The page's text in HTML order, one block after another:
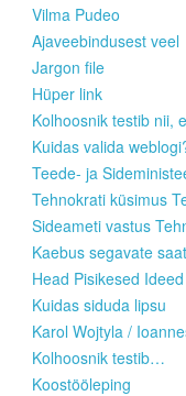
Vilma Pudeo
Ajaveebindusest veel
Jargon file
Hüper link
Kolhoosnik testib nii,
Kuidas valida
Teede- ja
Tehnokrati küsimus
Sideameti vastus
Kaebus segavate
Head Pisikesed Ideed
Kuidas siduda lipsu
Karol Wojtyla /
Kolhoosnik testib…
Koostööleping